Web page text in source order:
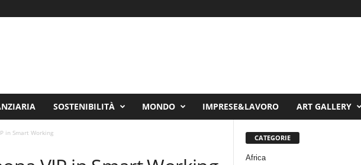
SOSTENIBILITÀ MONDO IMPRESE&LAVORO ART GALLERY
in Smart Working
CATEGORIE
Africa